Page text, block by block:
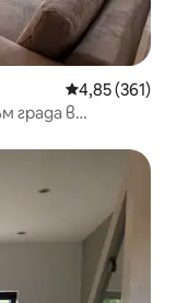
Средна
4,85 (361)
града в